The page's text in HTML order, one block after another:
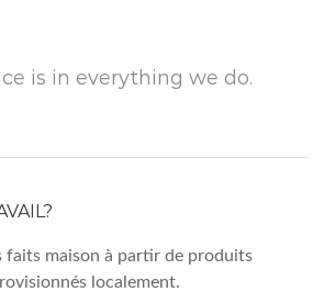
is in everything we do.
faits maison à partir de produits
localement.